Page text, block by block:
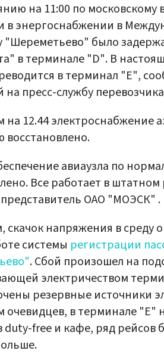
на 11:00 по московскому
в энергоснабжении в
"Шереметьево" было
в терминале "D". В
в терминал "Е",
на пресс-службу
12.44 электроснабжение
восстановлено.
авиаузла по
Все работает в
представитель ОАО "МОЭСК" .
напряжения в среду
системы регистрации
. Сбой произошел на
электричеством
резервные источники
в терминале "E"
duty-free и кафе, ряд рейсов